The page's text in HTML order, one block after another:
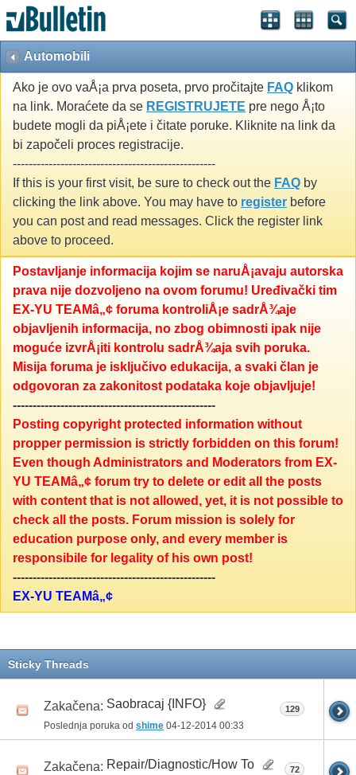
Automobili
Ako je ovo vaÅ¡a prva poseta, prvo pročitajte FAQ klikom
na link. Moraćete da se REGISTRUJETE pre nego Å¡to
budete mogli da piÅ¡ete i čitate poruke. Kliknite na link da
bi započeli proces registracije.
---------------------------------------------------
If this is your first visit, be sure to check out the FAQ by
clicking the link above. You may have to register before
you can post and read messages. Click the register link
above to proceed.
Postavljanje informacija kojim se naruÅ¡avaju autorska
prava nije dozvoljeno na ovom forumu! Uređivački tim
EX-YU TEAMâ„¢ foruma kontroliÅ¡e sadrÅ¾aje
objavljenih informacija, no zbog obimnosti ipak nije
moguće izvrÅ¡iti kontrolu sadrÅ¾aja svih poruka.
Misija foruma je isključivo edukacija, a svaki član je
odgovoran za zakonitost podataka koje objavljuje!
---------------------------------------------------
Posting copyright protected information without
propper permission is strictly forbidden on this forum!
Even though Administrators and Moderators from EX-
YU TEAMâ„¢ forum try to delete or edit all the posts
with content that is not allowed, yet, it is not possible to
check all the posts. Forum mission is solely for
education purpose only, and every member is
responsibile for legality of his own post!
---------------------------------------------------
EX-YU TEAMâ„¢
Sticky Threads
Zakačena: Saobracaj {INFO}
Poslednja poruka od shime 04-12-2014 00:33
129
Zakačena: Repair/Diagnostic/How To 72